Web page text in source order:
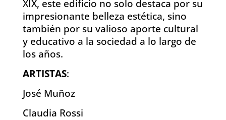
XIX, este edificio no solo destaca por su
impresionante belleza estética, sino
también por su valioso aporte cultural
y educativo a la sociedad a lo largo de
los años.
ARTISTAS:
José Muñoz
Claudia Rossi